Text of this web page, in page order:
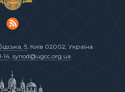
5 , Київ 02002, Україна
14, synod@ugcc.org.ua